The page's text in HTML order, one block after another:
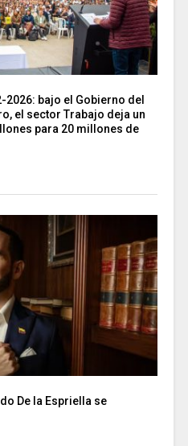
2026: bajo el Gobierno del
el sector Trabajo deja un
para 20 millones de
De la Espriella se